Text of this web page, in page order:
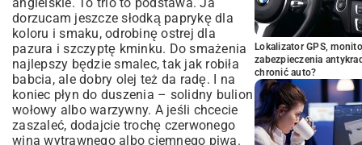
dorzucam jeszcze słodką paprykę dla
koloru i smaku, odrobinę ostrej dla
pazura i szczyptę kminku. Do smażenia
najlepszy będzie smalec, tak jak robiła
babcia, ale dobry olej też da radę. I na
koniec płyn do duszenia – solidny bulion
wołowy albo warzywny. A jeśli chcecie
zaszaleć, dodajcie trochę czerwonego
wina wytrawnego albo ciemnego piwa.
Lokalizator GPS,
zabezpieczenia
chronić auto?